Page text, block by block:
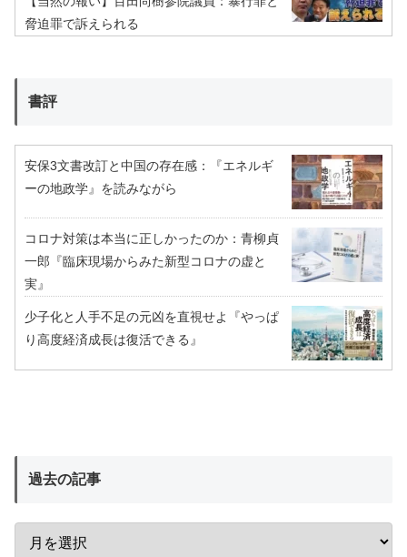
脅迫罪で訴えられる
書評
安保3文書改訂と中国の存在感：『エネルギ
ーの地政学』を読みながら
コロナ対策は本当に正しかったのか：青柳貞
一郎『臨床現場からみた新型コロナの虚と
実』
少子化と人手不足の元凶を直視せよ『やっぱ
り高度経済成長は復活できる』
過去の記事